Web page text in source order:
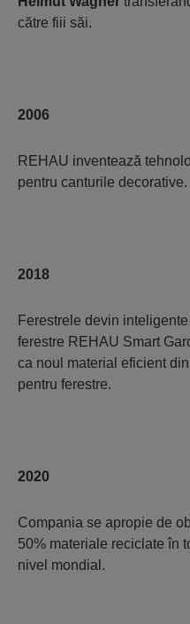
către fiii săi.
2006
REHAU inventează
pentru canturile decorative.
2018
Ferestrele devin
ferestre REHAU Smart
ca noul material eficient
pentru ferestre.
2020
Compania se apropie de
50% materiale reciclate în
nivel mondial.